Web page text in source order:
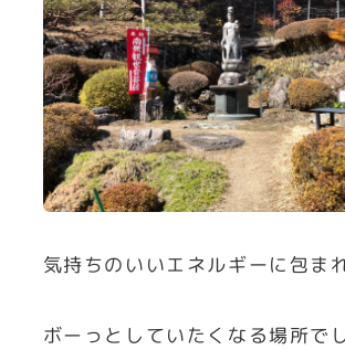
気持ちのいいエネルギーに包ま
ボーっとしていたくなる場所で